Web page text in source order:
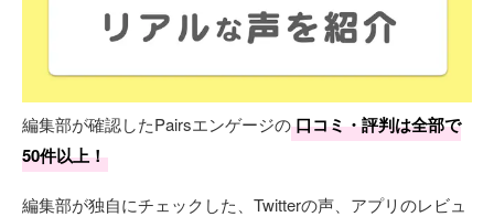
編集部が確認したPairsエンゲージの口コミ・評判は全部で
50件以上！
編集部が独自にチェックした、Twitterの声、アプリのレビュ